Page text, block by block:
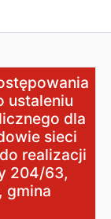
w sprawie
ustaleniu
dla
sieci
realizacji
204/63,
gmina